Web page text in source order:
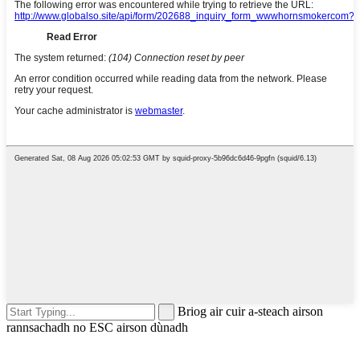
Briog air cuir a-steach airson
rannsachadh no ESC airson dùnadh